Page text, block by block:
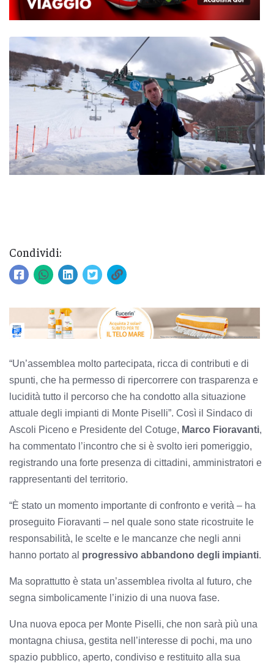
Condividi:
“Un’assemblea molto partecipata, ricca di contributi e di
spunti, che ha permesso di ripercorrere con trasparenza e
lucidità tutto il percorso che ha condotto alla situazione
attuale degli impianti di Monte Piselli”. Così il Sindaco di
Ascoli Piceno e Presidente del Cotuge, Marco Fioravanti,
ha commentato l’incontro che si è svolto ieri pomeriggio,
registrando una forte presenza di cittadini, amministratori e
rappresentanti del territorio.
“È stato un momento importante di confronto e verità – ha
proseguito Fioravanti – nel quale sono state ricostruite le
responsabilità, le scelte e le mancanze che negli anni
hanno portato al progressivo abbandono degli impianti.
Ma soprattutto è stata un’assemblea rivolta al futuro, che
segna simbolicamente l’inizio di una nuova fase.
Una nuova epoca per Monte Piselli, che non sarà più una
montagna chiusa, gestita nell’interesse di pochi, ma uno
spazio pubblico, aperto, condiviso e restituito alla sua